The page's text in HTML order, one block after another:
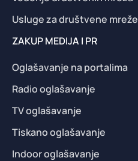
Usluge za društvene mreže
ZAKUP MEDIJA I PR
Oglašavanje na portalima
Radio oglašavanje
TV oglašavanje
Tiskano oglašavanje
Indoor oglašavanje